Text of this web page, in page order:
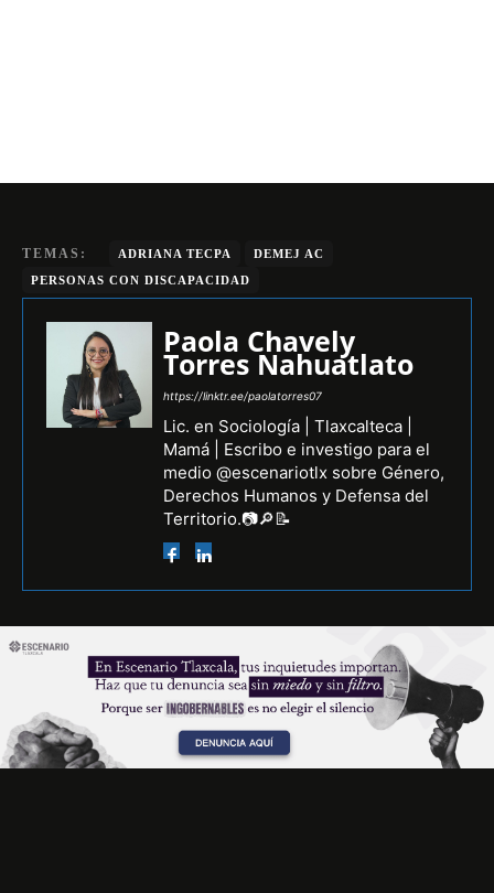
TEMAS: ADRIANA TECPA
DEMEJ AC
PERSONAS CON DISCAPACIDAD
Paola Chavely
Torres Nahuatlato
https://linktr.ee/paolatorres07
Lic. en Sociología | Tlaxcalteca |
Mamá | Escribo e investigo para el
medio @escenariotlx sobre Género,
Derechos Humanos y Defensa del
Territorio.📷🔎📝